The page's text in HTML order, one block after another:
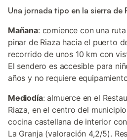
Una jornada tipo en la sierra de
Mañana: comience con una
pinar de Riaza hacia el puerto
recorrido de unos 10 km con
El sendero es accesible para
años y no requiere
Mediodía: almuerce en el
Riaza, en el centro del
cocina castellana de interior
La Granja (valoración 4,2/5).